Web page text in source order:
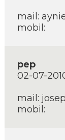
mail:
mobil:
pep
02-07-
mail:
mobil: